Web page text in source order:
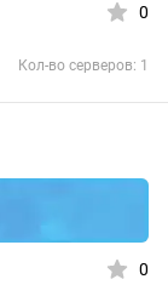
0
Кол-во серверов: 1
0